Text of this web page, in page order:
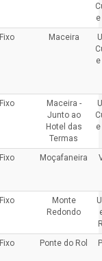
Fixo Maceira
Fixo
Maceira -
Junto ao
Hotel das
Termas
Fixo Moçafaneira
Fixo
Monte
Redondo
Fixo Ponte do Rol